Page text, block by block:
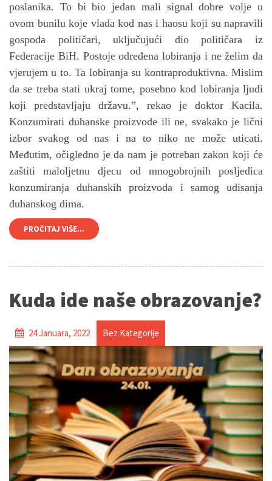
poslanika. To bi bio jedan mali signal dobre volje u
ovom bunilu koje vlada kod nas i haosu koji su napravili
gospoda političari, uključujući dio političara iz
Federacije BiH. Postoje određena lobiranja i ne želim da
vjerujem u to. Ta lobiranja su kontraproduktivna. Mislim
da se treba stati ukraj tome, posebno kod lobiranja ljudi
koji predstavljaju državu.”, rekao je doktor Kacila.
Konzumirati duhanske proizvode ili ne, svakako je lični
izbor svakog od nas i na to niko ne može uticati.
Međutim, očigledno je da nam je potreban zakon koji će
zaštiti maloljetnu djecu od mnogobrojnih posljedica
konzumiranja duhanskih proizvoda i samog udisanja
duhanskog dima.
PROČITAJ VIŠE...
Kuda ide naše obrazovanje?
24 Januara, 2022 Bez Kategorije